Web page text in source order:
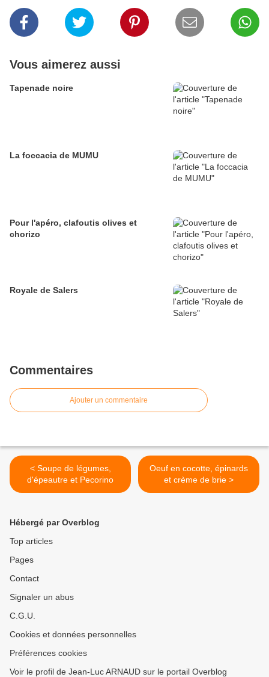
Vous aimerez aussi
Tapenade noire
La foccacia de MUMU
Pour l'apéro, clafoutis olives et
chorizo
Royale de Salers
Commentaires
Ajouter un commentaire
< Soupe de légumes,
d'épeautre et Pecorino
Oeuf en cocotte, épinards
et crème de brie >
Hébergé par Overblog
Top articles
Pages
Contact
Signaler un abus
C.G.U.
Cookies et données personnelles
Préférences cookies
Voir le profil de Jean-Luc ARNAUD sur le portail Overblog